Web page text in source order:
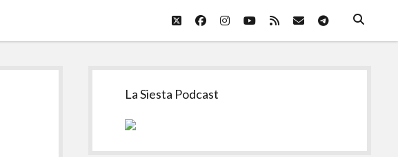
twitterfacebookinstagram
youtube
rss emailtelegram
Sidebar
La Siesta Podcast